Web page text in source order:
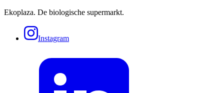
Ekoplaza. De biologische supermarkt.
Instagram